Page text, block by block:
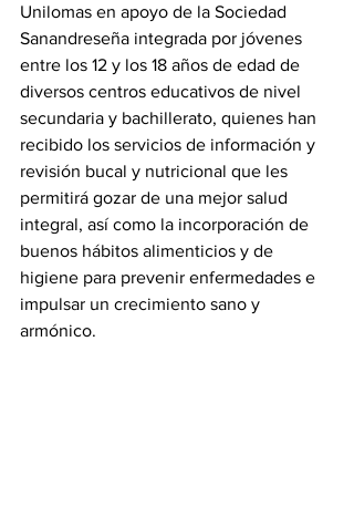
Unilomas en apoyo de la Sociedad
Sanandreseña integrada por jóvenes
entre los 12 y los 18 años de edad de
diversos centros educativos de nivel
secundaria y bachillerato, quienes han
recibido los servicios de información y
revisión bucal y nutricional que les
permitirá gozar de una mejor salud
integral, así como la incorporación de
buenos hábitos alimenticios y de
higiene para prevenir enfermedades e
impulsar un crecimiento sano y
armónico.